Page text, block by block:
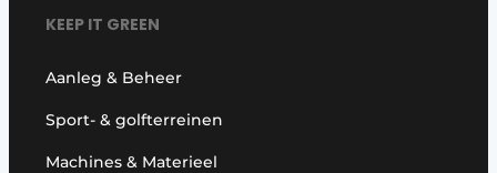
KEEP IT GREEN
Aanleg & Beheer
Sport- & golfterreinen
Machines & Materieel